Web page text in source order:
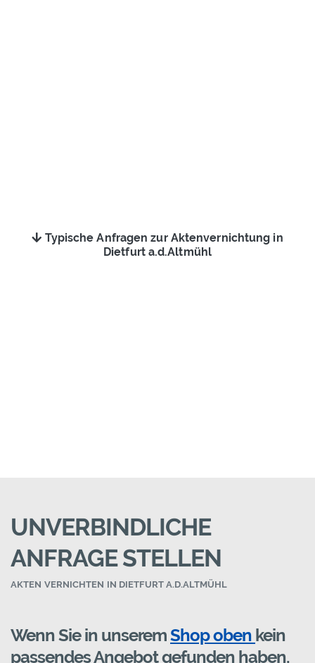
Typische Anfragen zur Aktenvernichtung in
Dietfurt a.d.Altmühl
UNVERBINDLICHE
ANFRAGE STELLEN
AKTEN VERNICHTEN IN DIETFURT A.D.ALTMÜHL
Wenn Sie in unseremShop oben kein
passendes Angebot gefunden haben,